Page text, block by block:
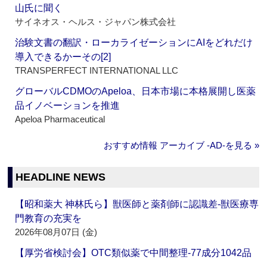
山氏に聞く
サイネオス・ヘルス・ジャパン株式会社
治験文書の翻訳・ローカライゼーションにAIをどれだけ
導入できるかーその[2]
TRANSPERFECT INTERNATIONAL LLC
グローバルCDMOのApeloa、日本市場に本格展開し医薬
品イノベーションを推進
Apeloa Pharmaceutical
おすすめ情報 アーカイブ ‐AD‐を見る »
HEADLINE NEWS
【昭和薬大 神林氏ら】獣医師と薬剤師に認識差‐獣医療専
門教育の充実を
2026年08月07日 (金)
【厚労省検討会】OTC類似薬で中間整理‐77成分1042品